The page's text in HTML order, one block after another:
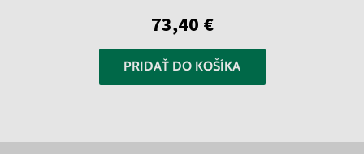
73,40 €
PRIDAŤ DO KOŠÍKA